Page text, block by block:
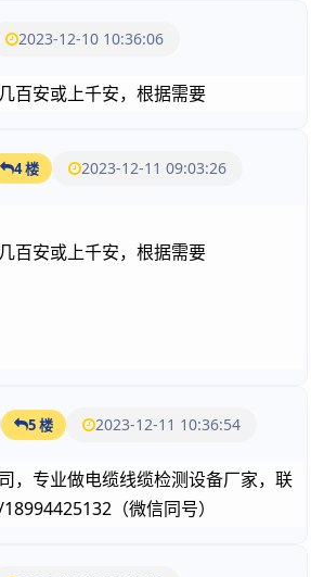
2023-12-10 10:36:06
百安或上千安，根据需要
4 楼 2023-12-11 09:03:26
百安或上千安，根据需要
5 楼 2023-12-11 10:36:54
，专业做电缆线缆检测设备厂家，联
（微信同号）